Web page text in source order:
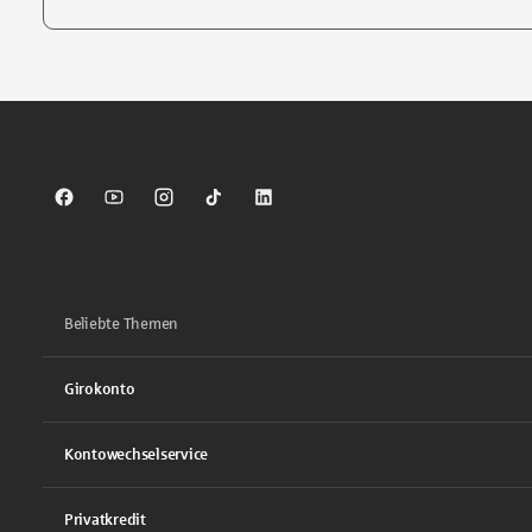
Sparkasse auf Facebook
Sparkasse auf Youtube
Sparkasse auf Instagram
Sparkasse auf TikTok
Sparkasse auf LinkedIn
Beliebte Themen
Girokonto
Kontowechselservice
Privatkredit